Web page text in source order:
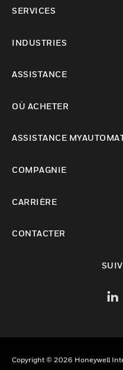
SERVICES
INDUSTRIES
ASSISTANCE
OÙ ACHETER
ASSISTANCE
COMPAGNIE
CARRIÈRE
CONTACTER
Copyright © 2026 Honeywell